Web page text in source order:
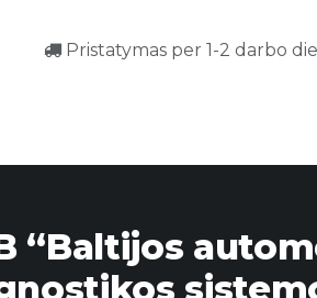
Pristatymas per 1-2 darbo
“Baltijos